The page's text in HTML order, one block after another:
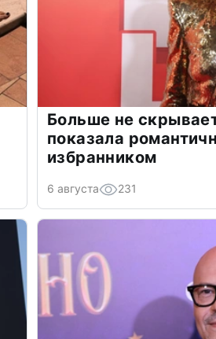
Больше не
показала
избранником
6 августа 231